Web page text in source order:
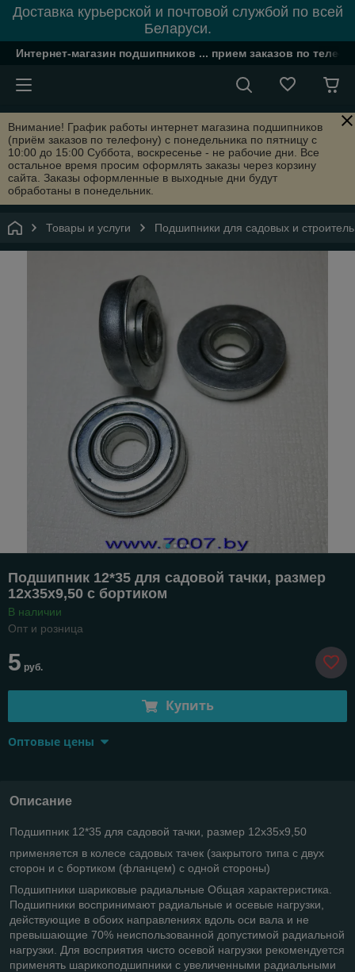
Доставка курьерской и почтовой службой по всей
Беларуси.
Интернет-магазин подшипников ... прием заказов по
Внимание! График работы интернет магазина подшипников
(приём заказов по телефону) с понедельника по пятницу с
10:00 до 15:00 Суббота, воскресенье - не рабочие дни. Все
остальное время просим оформлять заказы через корзину
сайта. Заказы оформленные в выходные дни будут
обработаны в понедельник.
Товары и услуги Подшипники для садовых и
Подшипник 12*35 для садовой тачки, размер
12х35х9,50 с бортиком
В наличии
Опт и розница
5 руб.
Купить
Оптовые цены
Описание
Подшипник 12*35 для садовой тачки, размер 12х35х9,50
применяется в колесе садовых тачек (закрытого типа с двух
сторон и с бортиком (фланцем) с одной стороны)
Подшипники шариковые радиальные Общая характеристика.
Подшипники воспринимают радиальные и осевые нагрузки,
действующие в обоих направлениях вдоль оси вала и не
превышающие 70% неиспользованной допустимой радиальной
нагрузки. Для восприятия чисто осевой нагрузки рекомендуется
применять шарикоподшипники с увеличенными радиальными